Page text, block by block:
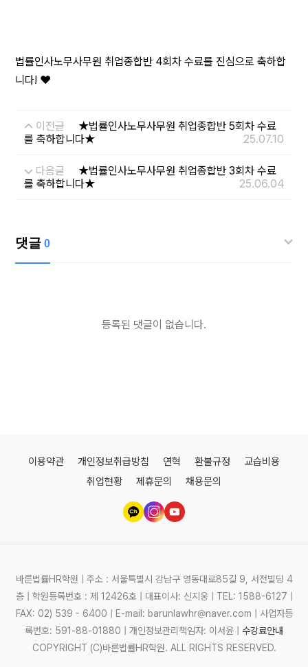
법률인사노무사무원 취업종합반 4회차 수료를 진심으로 축하합
니다! ❤️
이전글
★법률인사노무사무원 취업종합반 5회차 수료
를 축하합니다★
25.07.10
다음글
★법률인사노무사무원 취업종합반 3회차 수료
를 축하합니다★
25.06.04
댓글 0
등록된 댓글이 없습니다.
이용약관 개인정보취급방침 연혁 환불규정
교습비용
취업현황
제휴문의 채용문의
바른법률HR학원 | 주소 : 서울특별시 강남구 영동대로85길 9, 서전빌딩 4
층 | 학원등록번호 : 제 12426호 | 대표이사: 신지웅 | TEL: 1588-6127 |
FAX: 02) 539 - 6400 | E-mail: barunlawhr@naver.com | 사업자등
록번호: 591-88-01880 | 개인정보관리책임자: 이서윤 | 수강료안내
COPYRIGHT (C)바른법률HR학원. ALL RIGHTS RESERVED.